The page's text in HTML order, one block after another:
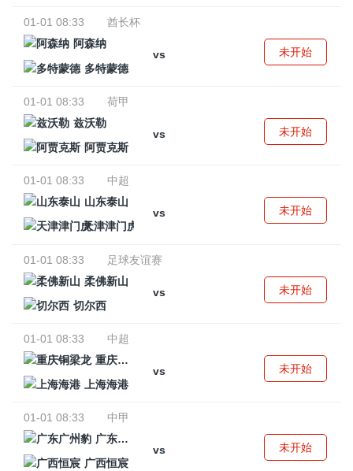
01-01 08:33
酋长杯
阿森纳
vs
多特蒙德
未开始
01-01 08:33
荷甲
兹沃勒
vs
阿贾克斯
未开始
01-01 08:33
中超
山东泰山
vs
天津津门虎
未开始
01-01 08:33
足球友谊赛
柔佛新山
vs
切尔西
未开始
01-01 08:33
中超
重庆铜梁龙
vs
上海海港
未开始
01-01 08:33
中甲
广东广州豹
vs
广西恒宸
未开始